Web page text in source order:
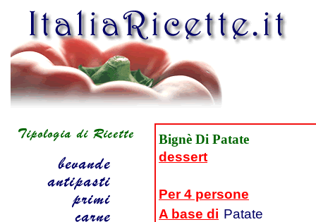
Bignè Di Patate
dessert
Per 4 persone
A base di Patate